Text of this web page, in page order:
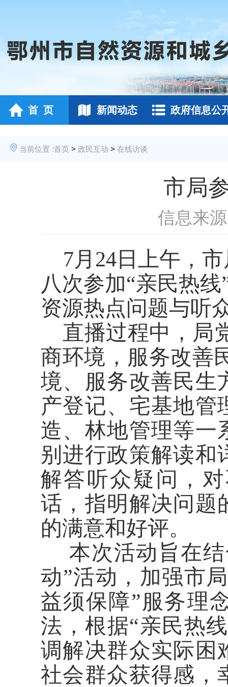
首 页 新闻动态 政府信息公
当前位置 :首页 > 政民互动 > 在线访谈
市局
信息来
7月 24日上午，
八次参加“亲民热
资源热点问题与听
直播过程中，局
商环境，服务改善
境、服务改善民生
产登记、宅基地管
造、林地管理等一
别进行政策解读和
解答听众疑问，
话， 指明解决问题
的满意和好评。
本次活动旨在
动”活动，加强市
益须保障”服务理
法，根据“亲民热
调解决群众实际困
社会群众获得感，